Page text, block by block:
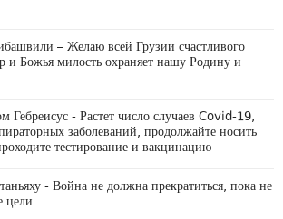
– Желаю всей Грузии счастливого
и Божья милость охраняет нашу Родину и
Гебреисус - Растет число случаев Covid-19,
заболеваний, продолжайте носить
тестирование и вакцинацию
- Война не должна прекратиться, пока не
цели